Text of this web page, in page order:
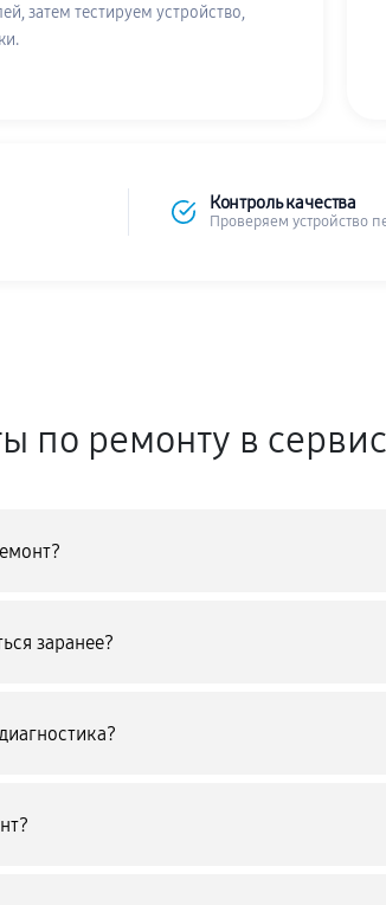
затем тестируем устройство,
Контроль качества
Проверяем устройство
по ремонту в
заранее?